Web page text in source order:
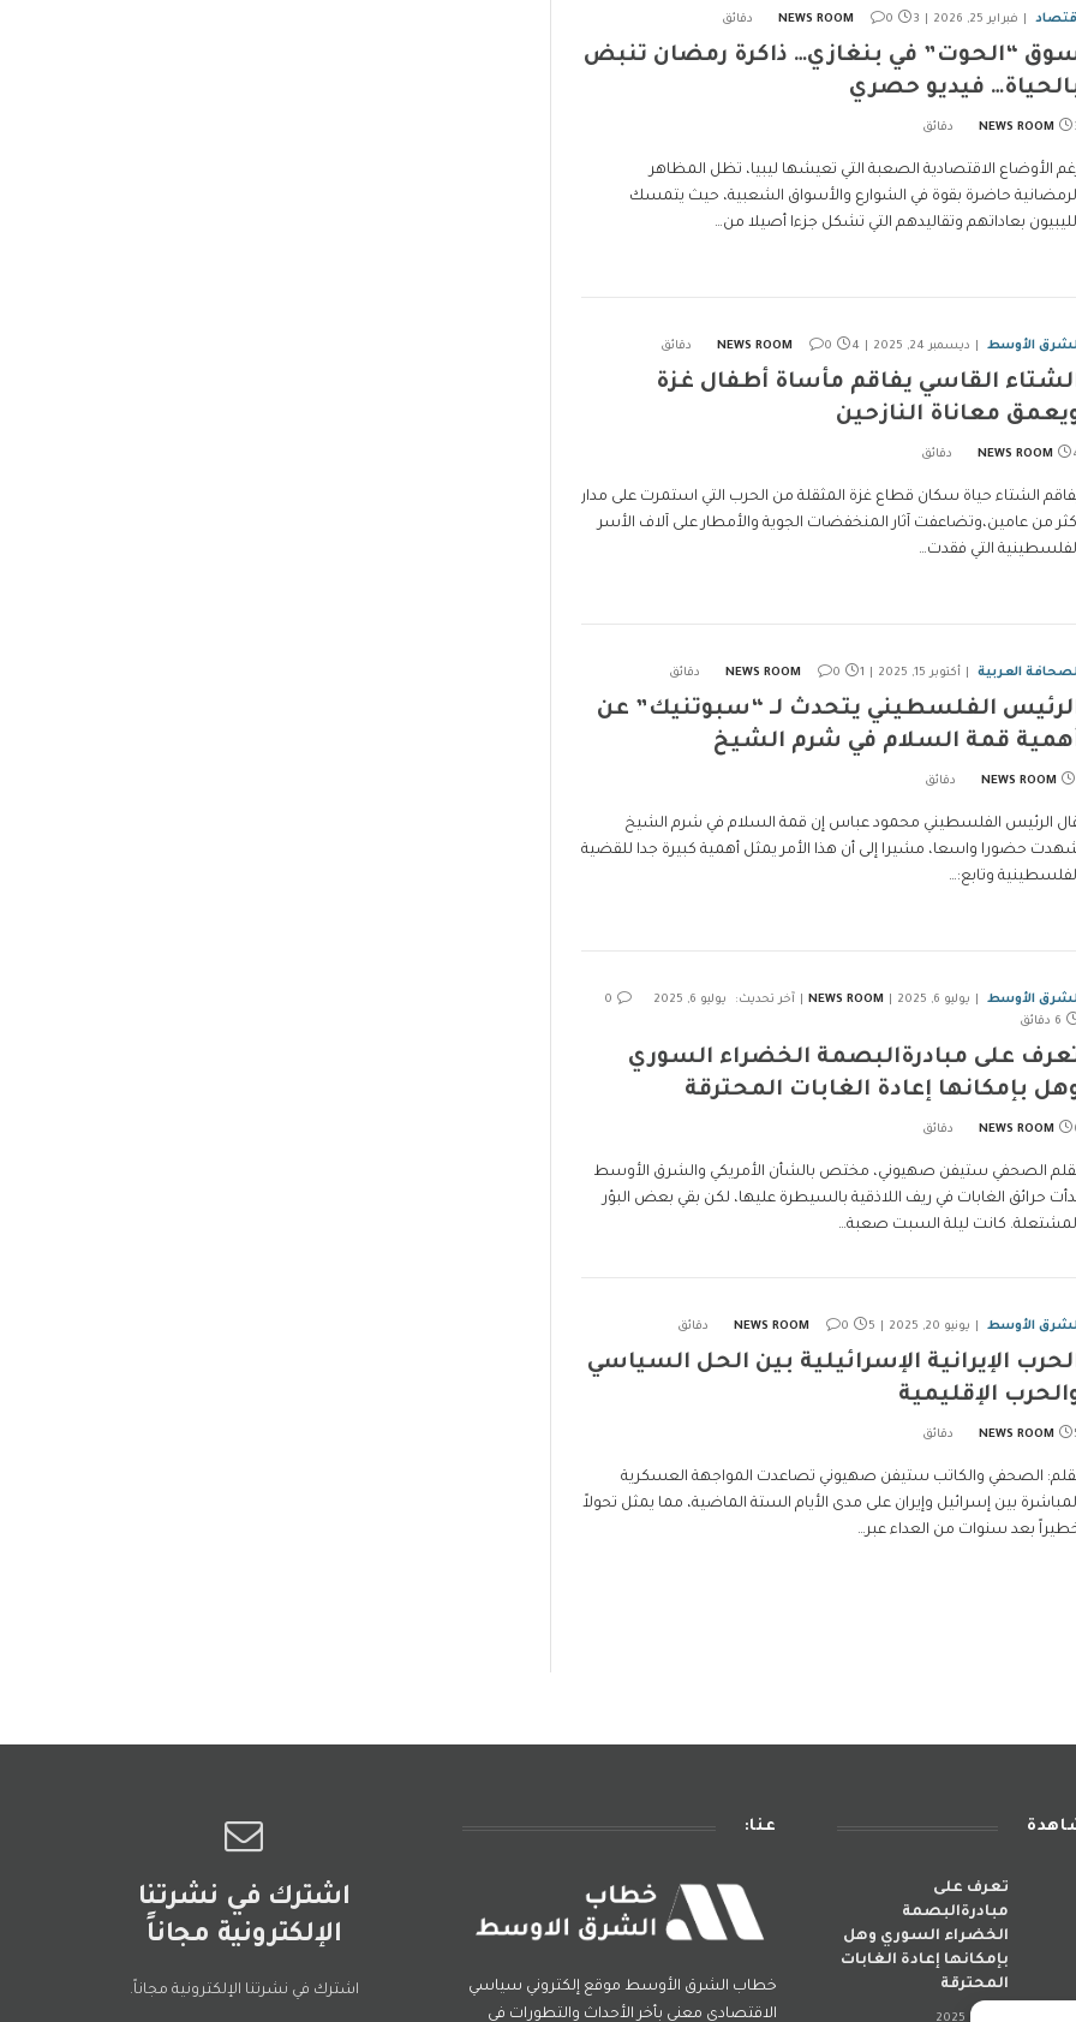
فبراير 25, 2026 NEWS ROOM 0 3 دقائق
“الحوت” في بنغازي… ذاكرة رمضان تنبض
فيديو حصري
NEWS ROOM
الأوضاع الاقتصادية الصعبة التي تعيشها ليبيا، تظل المظاهر
حاضرة بقوة في الشوارع والأسواق الشعبية، حيث يتمسك
بعاداتهم وتقاليدهم التي تشكل جزءا أصيلا من…
الأوسط ديسمبر 24, 2025 NEWS ROOM 0 4 دقائق
القاسي يفاقم مأساة أطفال غزة
معاناة النازحين
NEWS ROOM
الشتاء حياة سكان قطاع غزة المثقلة من الحرب التي استمرت على مدار
من عامين،وتضاعفت آثار المنخفضات الجوية والأمطار على آلاف الأسر
التي فقدت…
العربية أكتوبر 15, 2025 NEWS ROOM 0 1 دقائق
الفلسطيني يتحدث لـ “سبوتنيك” عن
قمة السلام في شرم الشيخ
NEWS ROOM
الرئيس الفلسطيني محمود عباس إن قمة السلام في شرم الشيخ
حضورا واسعا، مشيرا إلى أن هذا الأمر يمثل أهمية كبيرة جدا للقضية
وتابع:…
الأوسط يوليو 6, 2025 NEWS ROOM آخر تحديث: يوليو 6, 2025
0
6 دقائق
على مبادرةالبصمة الخضراء السوري
بإمكانها إعادة الغابات المحترقة
NEWS ROOM
الصحفي ستيفن صهيوني، مختص بالشأن الأمريكي والشرق الأوسط
حرائق الغابات في ريف اللاذقية بالسيطرة عليها، لكن بقي بعض البؤر
كانت ليلة السبت صعبة…
الأوسط يونيو 20, 2025 NEWS ROOM 0 5 دقائق
الإيرانية الإسرائيلية بين الحل السياسي
الإقليمية
NEWS ROOM
الصحفي والكاتب ستيفن صهيوني تصاعدت المواجهة العسكرية
بين إسرائيل وإيران على مدى الأيام الستة الماضية، مما يمثل تحولاً
بعد سنوات من العداء عبر…
تعرف على
مبادرةالبصمة
الخضراء السوري وهل
بإمكانها إعادة الغابات
المحترقة
عنا:
خطاب الشرق الأوسط موقع إلكتروني سياسي
الاقتصادي معني بأخر الأحداث والتطورات في
اشترك في نشرتنا
الإلكترونية مجاناً
اشترك في نشرتنا الإلكترونية مجاناً.